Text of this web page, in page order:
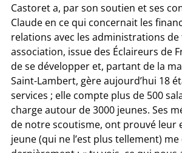
Castoret a, par son soutien et ses
Claude en ce qui concernait les
relations avec les administrations
association, issue des Éclaireurs de
de se développer et, partant de la
Saint-Lambert, gère aujourd’hui 18
services ; elle compte plus de 500
charge autour de 3000 jeunes. Ses
de notre scoutisme, ont prouvé leur
jeune (qui ne l’est plus tellement)